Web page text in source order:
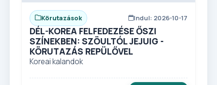
Körutazások Indul: 2026-10-17
DÉL-KOREA FELFEDEZÉSE ŐSZI
SZÍNEKBEN: SZÖULTÓL JEJUIG -
KÖRUTAZÁS REPÜLŐVEL
Koreai kalandok